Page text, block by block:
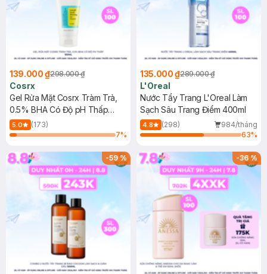
139.000 ₫298.000 ₫
Cosrx
Gel Rửa Mặt Cosrx Tràm Trà,
0.5% BHA Có Độ pH Thấp
150ml
5.0
(173)
7%
135.000 ₫289.000 ₫
L'Oreal
Nước Tẩy Trang L'Oreal Làm
Sạch Sâu Trang Điểm 400ml
4.8 (298)
984/tháng
63%
-59% -36%